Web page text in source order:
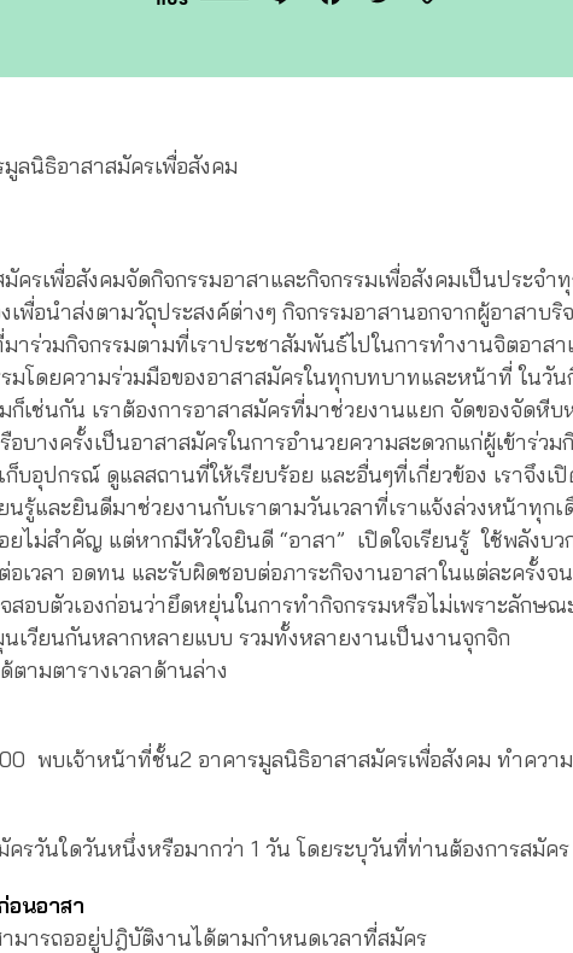
ลนิธิอาสาสมัครเพื่อสังคม
ครเพื่อสังคมจัดกิจกรรมอาสาและกิจกรรมเพื่อสังคมเป็นประจำ
เพื่อนำส่งตามวัถุประสงค์ต่างๆ กิจกรรมอาสานอกจากผู้อาสาบริ
าร่วมกิจกรรมตามที่เราประชาสัมพันธ์ไปในการทำงานจิตอาสา
มโดยความร่วมมือของอาสาสมัครในทุกบทบาทและหน้าที่ ในวัน
ก็เช่นกัน เราต้องการอาสาสมัครที่มาช่วยงานแยก จัดของจัดหีบ
บางครั้งเป็นอาสาสมัครในการอำนวยความสะดวกแก่ผู้เข้าร่วม
ก็บอุปกรณ์ ดูแลสถานที่ให้เรียบร้อย และอื่นๆที่เกี่ยวข้อง เราจึงเ
นรู้และยินดีมาช่วยงานกับเราตามวันเวลาที่เราแจ้งล่วงหน้าทุก
ไม่สำคัญ แต่หากมีหัวใจยินดี “อาสา” เปิดใจเรียนรู้ ใช้พลังบว
อเวลา อดทน และรับผิดชอบต่อภาระกิจงานอาสาในแต่ละครั้งจ
สอบตัวเองก่อนว่ายึดหยุ่นในการทำกิจกรรมหรือไม่เพราะลักษ
เวียนกันหลากหลายแบบ รวมทั้งหลายงานเป็นงานจุกจิก
ตามตารางเวลาด้านล่าง
พบเจ้าหน้าที่ชั้น2 อาคารมูลนิธิอาสาสมัครเพื่อสังคม ทำความ
ครวันใดวันหนึ่งหรือมากว่า 1 วัน โดยระบุวันที่ท่านต้องการสมัคร
อนอาสา
มารถออยู่ปฎิบัติงานได้ตามกำหนดเวลาที่สมัคร